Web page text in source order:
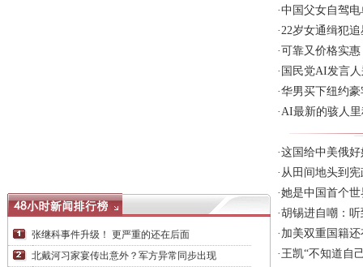
张继科事件升级！ 更严重的还在后面
北戴河习家宴传出意外？军方异常同步出现
·中国父女自驾
·22岁女通缉犯
·可靠又价格实
· 国民党AI发言
·华男买下纽约
·AI最新的骇人
·这国给中美俄
· 从田间地头到
·她是中国首个
·胡锡进自嘲：
· 加美双重国籍
·王凯“不知道自